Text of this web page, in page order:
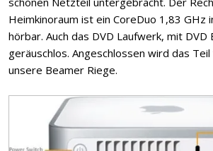
Heimkinoraum ist ein CoreDuo 1,83 GHz
hörbar. Auch das DVD Laufwerk, mit DVD
geräuschlos. Angeschlossen wird das
unsere Beamer Riege.